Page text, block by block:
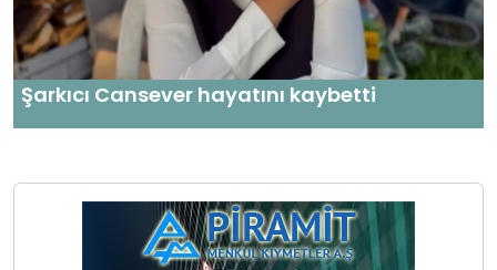
Şarkıcı Cansever hayatını kaybetti